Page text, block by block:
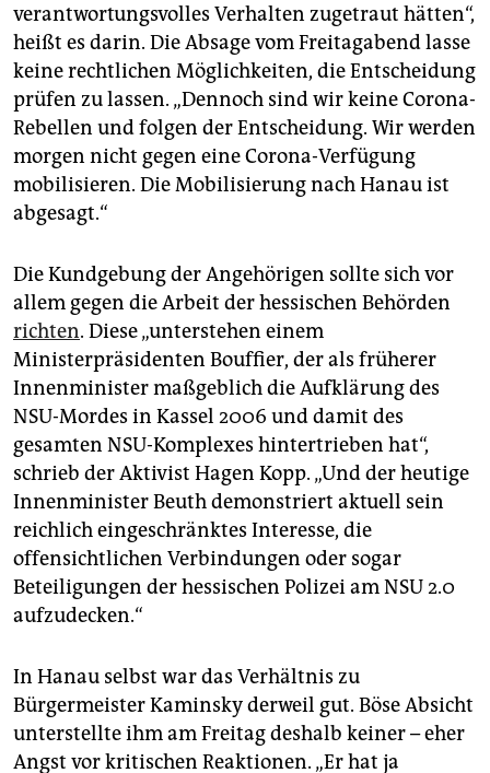
verantwortungsvolles Verhalten zugetraut hätten“,
heißt es darin. Die Absage vom Freitagabend lasse
keine rechtlichen Möglichkeiten, die Entscheidung
prüfen zu lassen. „Dennoch sind wir keine Corona-
Rebellen und folgen der Entscheidung. Wir werden
morgen nicht gegen eine Corona-Verfügung
mobilisieren. Die Mobilisierung nach Hanau ist
abgesagt.“
Die Kundgebung der Angehörigen sollte sich vor
allem gegen die Arbeit der hessischen Behörden
richten. Diese „unterstehen einem
Ministerpräsidenten Bouffier, der als früherer
Innenminister maßgeblich die Aufklärung des
NSU-Mordes in Kassel 2006 und damit des
gesamten NSU-Komplexes hintertrieben hat“,
schrieb der Aktivist Hagen Kopp. „Und der heutige
Innenminister Beuth demonstriert aktuell sein
reichlich eingeschränktes Interesse, die
offensichtlichen Verbindungen oder sogar
Beteiligungen der hessischen Polizei am NSU 2.0
aufzudecken.“
In Hanau selbst war das Verhältnis zu
Bürgermeister Kaminsky derweil gut. Böse Absicht
unterstellte ihm am Freitag deshalb keiner – eher
Angst vor kritischen Reaktionen. „Er hat ja